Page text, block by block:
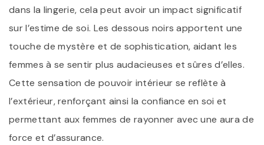
dans la lingerie, cela peut avoir un impact significatif
sur l’estime de soi. Les dessous noirs apportent une
touche de mystère et de sophistication, aidant les
femmes à se sentir plus audacieuses et sûres d’elles.
Cette sensation de pouvoir intérieur se reflète à
l’extérieur, renforçant ainsi la confiance en soi et
permettant aux femmes de rayonner avec une aura de
force et d’assurance.